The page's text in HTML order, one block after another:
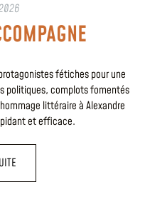
fétiches pour une
politiques, complots fomentés
littéraire à Alexandre
et efficace.